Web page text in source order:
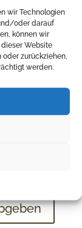
wir Technologien
oder darauf
können wir
Website
zurückziehen,
werden.